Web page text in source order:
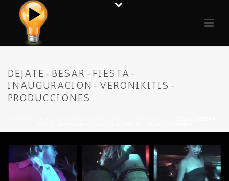
DEJATE-BESAR-FIESTA-
INAUGURACION-VERONIKITIS-
PRODUCCIONES